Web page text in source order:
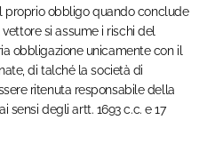
proprio obbligo quando conclude
si assume i rischi del
obbligazione unicamente con il
di talché la società di
ritenuta responsabile della
degli artt. 1693 c.c. e 17